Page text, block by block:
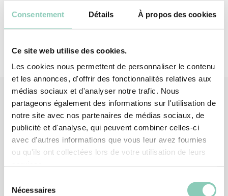
Consentement Détails À propos des cookies
Ce site web utilise des cookies.
Les cookies nous permettent de personnaliser le contenu
et les annonces, d'offrir des fonctionnalités relatives aux
médias sociaux et d'analyser notre trafic. Nous
partageons également des informations sur l'utilisation de
notre site avec nos partenaires de médias sociaux, de
publicité et d'analyse, qui peuvent combiner celles-ci
avec d'autres informations que vous leur avez fournies
ou qu'ils ont collectées lors de votre utilisation de leurs
Nécessaires
Produits associés
-15%